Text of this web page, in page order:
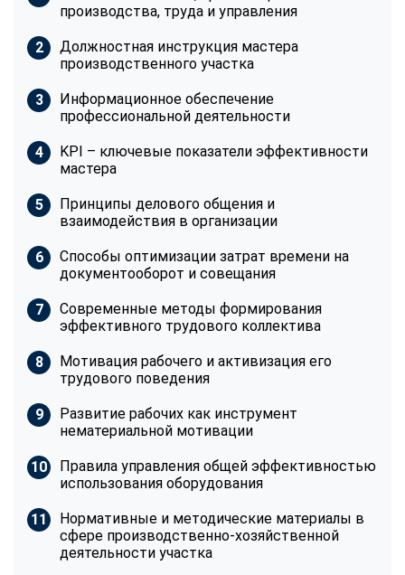
производства, труда и управления
Должностная инструкция мастера
производственного участка
Информационное обеспечение
профессиональной деятельности
KPI – ключевые показатели эффективности
мастера
Принципы делового общения и
взаимодействия в организации
Способы оптимизации затрат времени на
документооборот и совещания
Современные методы формирования
эффективного трудового коллектива
Мотивация рабочего и активизация его
трудового поведения
Развитие рабочих как инструмент
нематериальной мотивации
Правила управления общей эффективностью
использования оборудования
Нормативные и методические материалы в
сфере производственно-хозяйственной
деятельности участка